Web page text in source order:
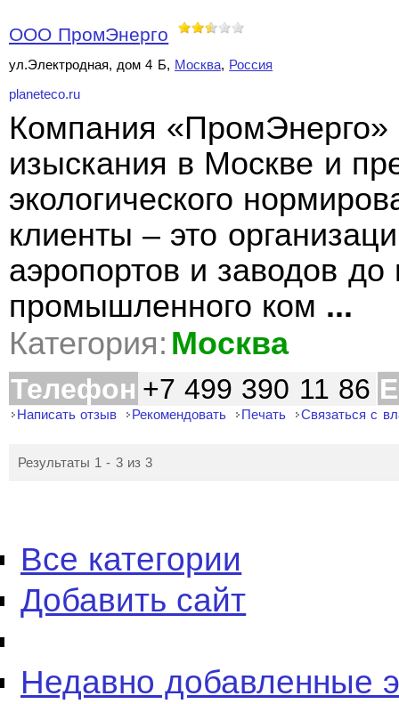
ООО ПромЭнерго
ул.Электродная, дом 4 Б, Москва, Россия
planeteco.ru
Компания «ПромЭнерго»
изыскания в Москве и
экологического
клиенты – это
аэропортов и заводов
промышленного ком ...
Категория: Москва
Телефон +7 499 390 11 86
Написать отзыв Рекомендовать Печать Связаться с
Результаты 1 - 3 из 3
Все категории
Добавить сайт
Недавно добавленные